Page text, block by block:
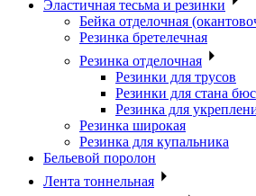
Эластичная тесьма и резинки
Бейка отделочная
Резинка бретелечная
Резинка отделочная
Резинки для трусов
Резинки для стана
Резинка для
Резинка широкая
Резинка для купальника
Бельевой поролон
Лента тоннельная